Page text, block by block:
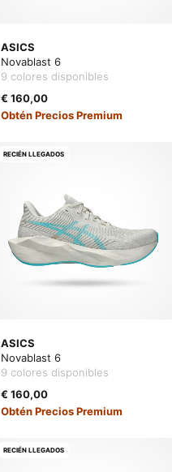
ASICS
Novablast 6
9 colores disponibles
€ 160,00
Obtén Precios Premium
ASICS
Novablast 6
9 colores disponibles
€ 160,00
Obtén Precios Premium
RECIÉN LLEGADOS
RECIÉN LLEGADOS